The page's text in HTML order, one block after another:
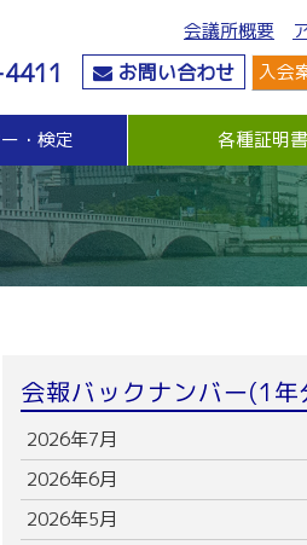
会議所概要
お問い合わせ 入会
資金・融資
保・無保証人融資
種融資制度紹介
要望・
地域
管理
支援（無料窓口相談）
理支援(あんしん取引情報提供事業)
総合保険制度
保全制度（グループ取引信用保険）
補償プラン
償プラン
議所会員向け保険制度
・検定 各種証明
会報バックナンバー(1年
2026年7月
2026年6月
2026年5月